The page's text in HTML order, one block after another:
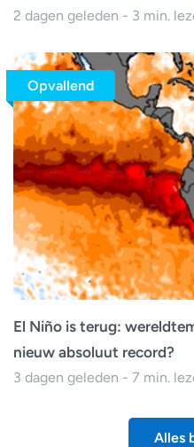
2 dagen geleden - 3 min.
Opvallend
El Niño is terug:
nieuw absoluut record?
3 dagen geleden - 7 min.
Alles